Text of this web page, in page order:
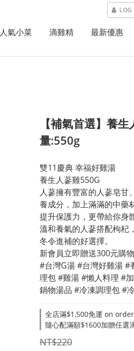
LOG
人氣小菜 滴雞精 最新優惠
【補氣首選】養
量:550g
雙11慶典 幸福好雞湯
養生人蔘雞550G
人蔘擁有豐富的人蔘皂甘
養成分，加上滿滿的中藥
提升保護力，更帶給你身
溫和養氣的人蔘搭配枸杞
冬令進補的好選擇。
新會員立即贈送300元購
#台灣G湯 #台灣好雞湯 #
理包 #雞湯 #懶人料理 #
鍋物湯品 #冷凍調理包 #
全店滿$1,500免運 on order
隨心配滿額$1600加贈任
NT$220